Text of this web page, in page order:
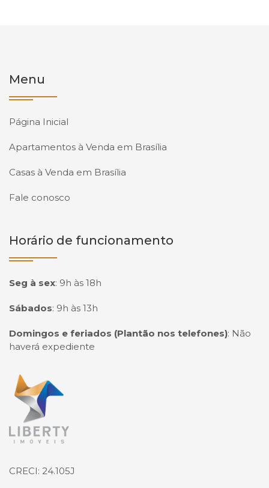
Menu
Página Inicial
Apartamentos à Venda em Brasília
Casas à Venda em Brasília
Fale conosco
Horário de funcionamento
Seg à sex: 9h às 18h
Sábados: 9h às 13h
Domingos e feriados (Plantão nos telefones): Não
haverá expediente
Página inicial
CRECI: 24.105J